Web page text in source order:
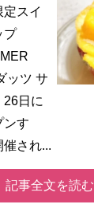
スイ
プ
ッツ サ
26日に
ンす
され...
記事全文を読む